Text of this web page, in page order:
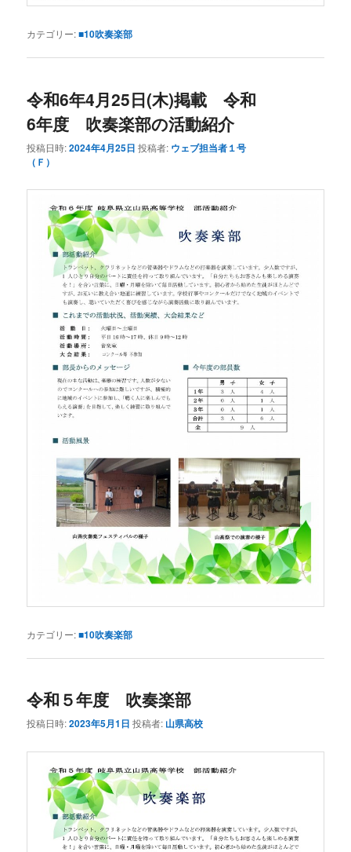
カテゴリー:■10吹奏楽部
令和6年4月25日(木)掲載 令和
6年度 吹奏楽部の活動紹介
投稿日時:2024年4月25日 投稿者: ウェブ担当者１号
（Ｆ）
カテゴリー:■10吹奏楽部
令和５年度 吹奏楽部
投稿日時:2023年5月1日 投稿者: 山県高校